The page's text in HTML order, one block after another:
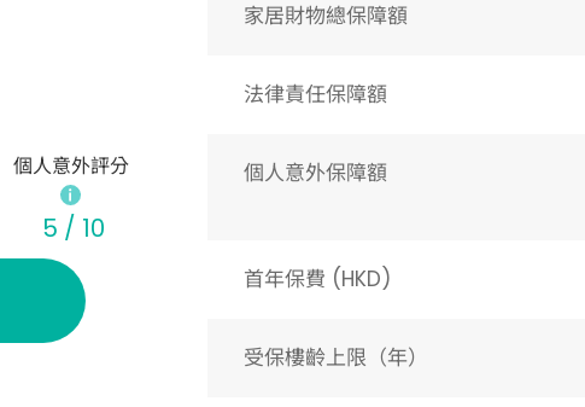
個人意外評分
5 / 10
家居財物總保障額
法律責任保障額
個人意外保障額
首年保費 (HKD)
受保樓齡上限（年）​